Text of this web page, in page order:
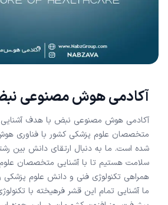
آکادمی هوش مصنوعی
آکادمی هوش مصنوعی نبض با هدف
متخصصان علوم پزشکی کشور با فناوری
شده است. ما به دنبال ارتقای دانش بین
سلامت هستیم تا با آشنایی متخصصان
همراهی تکنولوژی فنی و دانش علوم پزشکی
ما آشنایی تمام این قشر فرهیخته با